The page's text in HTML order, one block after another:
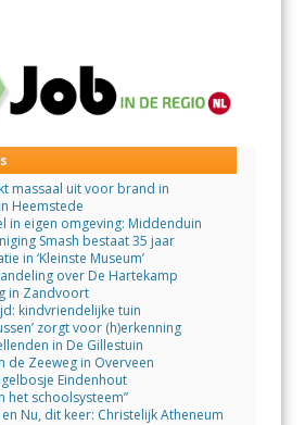
massaal uit voor brand in
Heemstede
in eigen omgeving: Middenduin
Smash bestaat 35 jaar
in ‘Kleinste Museum’
over De Hartekamp
in Zandvoort
kindvriendelijke tuin
zorgt voor (h)erkenning
in De Gillestuin
de Zeeweg in Overveen
Eindenhout
het schoolsysteem”
Nu, dit keer: Christelijk Atheneum